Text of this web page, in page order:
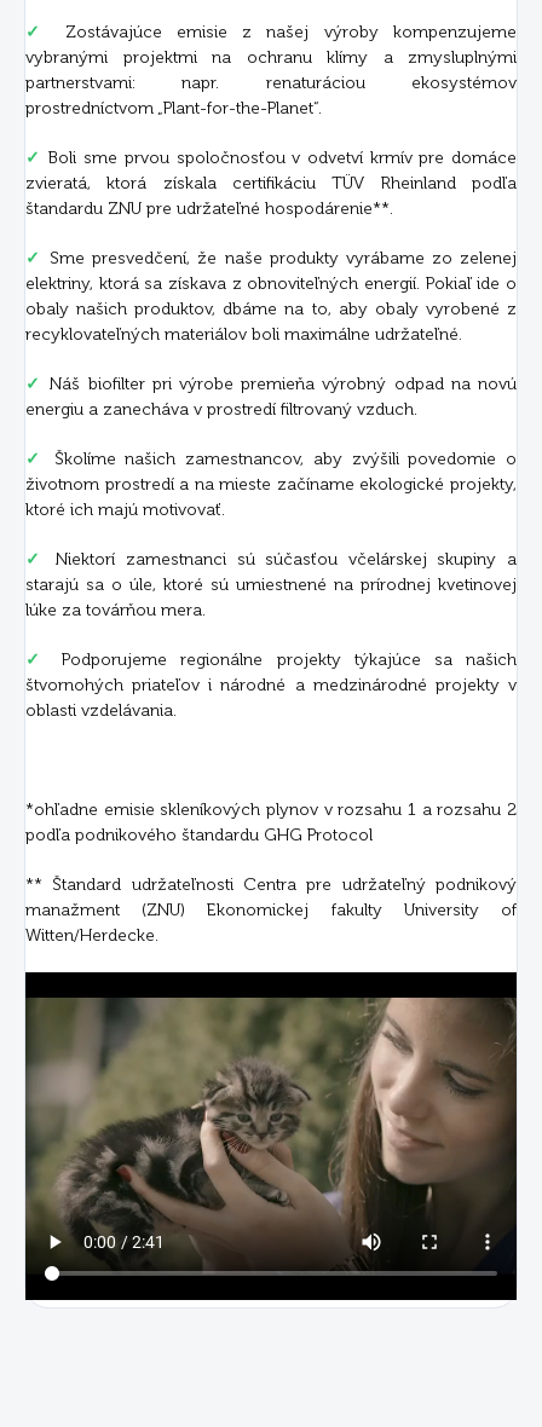
✓ Zostávajúce emisie z našej výroby kompenzujeme
vybranými projektmi na ochranu klímy a zmysluplnými
partnerstvami: napr. renaturáciou ekosystémov
prostredníctvom „Plant-for-the-Planet“.
✓ Boli sme prvou spoločnosťou v odvetví krmív pre domáce
zvieratá, ktorá získala certifikáciu TÜV Rheinland podľa
štandardu ZNU pre udržateľné hospodárenie**.
✓
Sme presvedčení, že naše produkty vyrábame zo zelenej
elektriny, ktorá sa získava z obnoviteľných energií. Pokiaľ ide o
obaly našich produktov, dbáme na to, aby obaly vyrobené z
recyklovateľných materiálov boli maximálne udržateľné.
✓ Náš biofilter pri výrobe premieňa výrobný odpad na novú
energiu a zanecháva v prostredí filtrovaný vzduch.
✓
Školíme našich zamestnancov, aby zvýšili povedomie o
životnom prostredí a na mieste začíname ekologické projekty,
ktoré ich majú motivovať.
✓
Niektorí zamestnanci sú súčasťou včelárskej skupiny a
starajú sa o úle, ktoré sú umiestnené na prírodnej kvetinovej
lúke za továrňou mera.
✓
Podporujeme regionálne projekty týkajúce sa našich
štvornohých priateľov i národné a medzinárodné projekty v
oblasti vzdelávania.
*ohľadne emisie skleníkových plynov v rozsahu 1 a rozsahu 2
podľa podnikového štandardu GHG Protocol
** Štandard udržateľnosti Centra pre udržateľný podnikový
manažment (ZNU) Ekonomickej fakulty University of
Witten/Herdecke.